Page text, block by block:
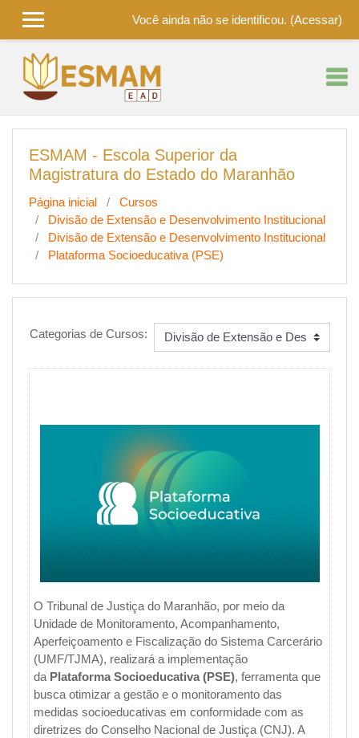
Você ainda não se identificou. (Acessar)
ESMAM - Escola Superior da
Magistratura do Estado do Maranhão
Página inicial
Cursos
Divisão de Extensão e Desenvolvimento Institucional
Divisão de Extensão e Desenvolvimento Institucional
Plataforma Socioeducativa (PSE)
Categorias de Cursos:
O Tribunal de Justiça do Maranhão, por meio da
Unidade de Monitoramento, Acompanhamento,
Aperfeiçoamento e Fiscalização do Sistema Carcerário
(UMF/TJMA), realizará a implementação
da Plataforma Socioeducativa (PSE), ferramenta que
busca otimizar a gestão e o monitoramento das
medidas socioeducativas em conformidade com as
diretrizes do Conselho Nacional de Justiça (CNJ). A